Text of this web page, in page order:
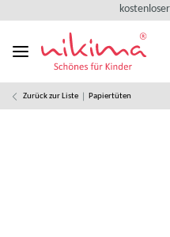
+49 (0)
Zurück zur Liste Papiertüten